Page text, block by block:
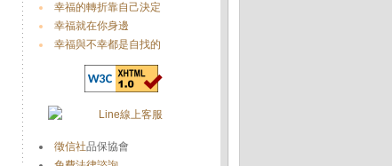
幸福的轉折靠自己決定
幸福就在你身邊
幸福與不幸都是自找的
徵信社品保協會